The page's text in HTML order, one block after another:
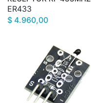
ER433
$ 4.960,00